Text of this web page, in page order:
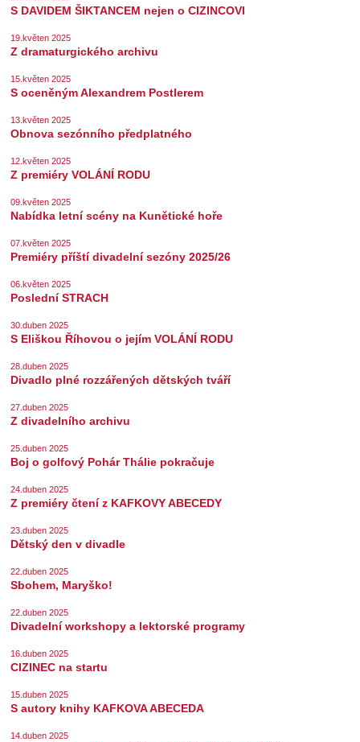
S DAVIDEM ŠIKTANCEM nejen o CIZINCOVI
19.květen 2025
Z dramaturgického archivu
15.květen 2025
S oceněným Alexandrem Postlerem
13.květen 2025
Obnova sezónního předplatného
12.květen 2025
Z premiéry VOLÁNÍ RODU
09.květen 2025
Nabídka letní scény na Kunětické hoře
07.květen 2025
Premiéry příští divadelní sezóny 2025/26
06.květen 2025
Poslední STRACH
30.duben 2025
S Eliškou Říhovou o jejím VOLÁNÍ RODU
28.duben 2025
Divadlo plné rozzářených dětských tváří
27.duben 2025
Z divadelního archivu
25.duben 2025
Boj o golfový Pohár Thálie pokračuje
24.duben 2025
Z premiéry čtení z KAFKOVY ABECEDY
23.duben 2025
Dětský den v divadle
22.duben 2025
Sbohem, Maryško!
22.duben 2025
Divadelní workshopy a lektorské programy
16.duben 2025
CIZINEC na startu
15.duben 2025
S autory knihy KAFKOVA ABECEDA
14.duben 2025